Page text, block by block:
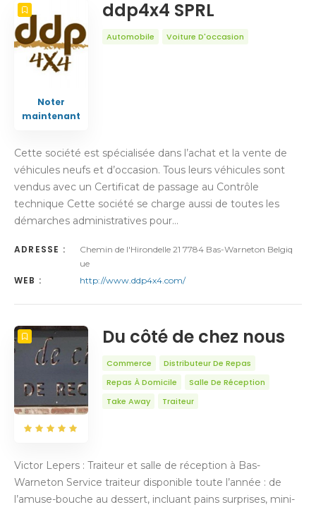
Noter
maintenant
ddp4x4 SPRL
Automobile Voiture D'occasion
Cette société est spécialisée dans l’achat et la vente de
véhicules neufs et d’occasion. Tous leurs véhicules sont
vendus avec un Certificat de passage au Contrôle
technique Cette société se charge aussi de toutes les
démarches administratives pour…
ADRESSE :
Chemin de l'Hirondelle 21 7784 Bas-Warneton Belgiq
ue
WEB : http://www.ddp4x4.com/
Du côté de chez nous
Commerce
Distributeur De Repas
Repas À Domicile
Salle De Réception
Take Away
Traiteur
Victor Lepers : Traiteur et salle de réception à Bas-
Warneton Service traiteur disponible toute l’année : de
l’amuse-bouche au dessert, incluant pains surprises, mini-